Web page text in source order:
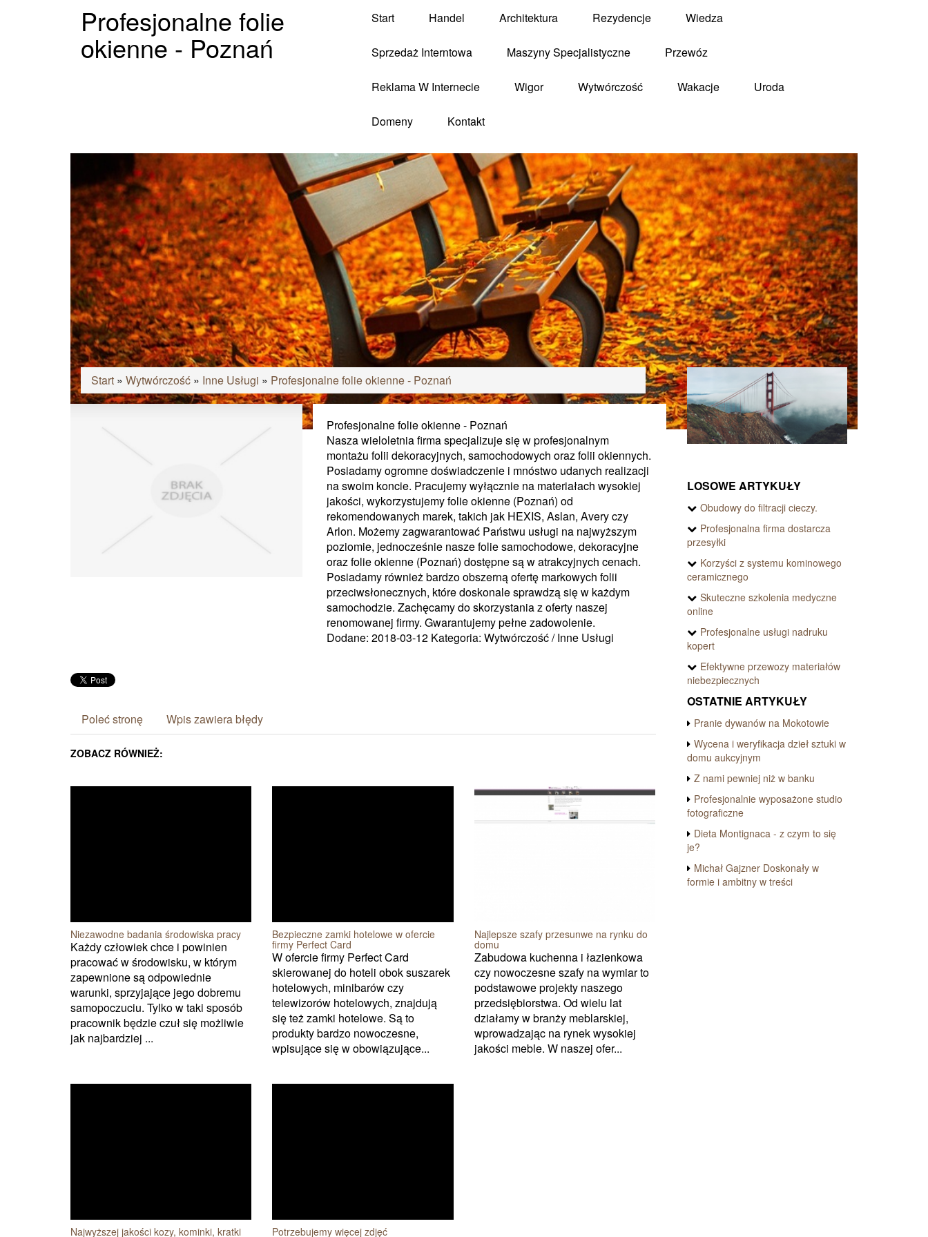
Profesjonalne folie
okienne - Poznań
Start Handel Architektura Rezydencje Wiedza
Sprzedaż Interntowa Maszyny Specjalistyczne Przewóz
Reklama W Internecie Wigor Wytwórczość Wakacje Uroda
Domeny Kontakt
Start » Wytwórczość » Inne Usługi » Profesjonalne folie okienne - Poznań
Profesjonalne folie okienne - Poznań
Nasza wieloletnia firma specjalizuje się w profesjonalnym
montażu folii dekoracyjnych, samochodowych oraz folii okiennych.
Posiadamy ogromne doświadczenie i mnóstwo udanych realizacji
na swoim koncie. Pracujemy wyłącznie na materiałach wysokiej
jakości, wykorzystujemy folie okienne (Poznań) od
rekomendowanych marek, takich jak HEXIS, Aslan, Avery czy
Arlon. Możemy zagwarantować Państwu usługi na najwyższym
poziomie, jednocześnie nasze folie samochodowe, dekoracyjne
oraz folie okienne (Poznań) dostępne są w atrakcyjnych cenach.
Posiadamy również bardzo obszerną ofertę markowych folii
przeciwsłonecznych, które doskonale sprawdzą się w każdym
samochodzie. Zachęcamy do skorzystania z oferty naszej
renomowanej firmy. Gwarantujemy pełne zadowolenie.
Dodane: 2018-03-12 Kategoria: Wytwórczość / Inne Usługi
Poleć stronę Wpis zawiera błędy
ZOBACZ RÓWNIEŻ:
Niezawodne badania środowiska pracy
Każdy człowiek chce i powinien
pracować w środowisku, w którym
zapewnione są odpowiednie
warunki, sprzyjające jego dobremu
samopoczuciu. Tylko w taki sposób
pracownik będzie czuł się możliwie
jak najbardziej ...
Bezpieczne zamki hotelowe w ofercie
firmy Perfect Card
W ofercie firmy Perfect Card
skierowanej do hoteli obok suszarek
hotelowych, minibarów czy
telewizorów hotelowych, znajdują
się też zamki hotelowe. Są to
produkty bardzo nowoczesne,
wpisujące się w obowiązujące...
Najlepsze szafy przesunwe na rynku do
domu
Zabudowa kuchenna i łazienkowa
czy nowoczesne szafy na wymiar to
podstawowe projekty naszego
przedsiębiorstwa. Od wielu lat
działamy w branży meblarskiej,
wprowadzając na rynek wysokiej
jakości meble. W naszej ofer...
Najwyższej jakości kozy, kominki, kratki Potrzebujemy więcej zdjęć
LOSOWE ARTYKUŁY
Obudowy do filtracji cieczy.
Profesjonalna firma dostarcza
przesyłki
Korzyści z systemu kominowego
ceramicznego
Skuteczne szkolenia medyczne
online
Profesjonalne usługi nadruku
kopert
Efektywne przewozy materiałów
niebezpiecznych
OSTATNIE ARTYKUŁY
Pranie dywanów na Mokotowie
Wycena i weryfikacja dzieł sztuki w
domu aukcyjnym
Z nami pewniej niż w banku
Profesjonalnie wyposażone studio
fotograficzne
Dieta Montignaca - z czym to się
je?
Michał Gajzner Doskonały w
formie i ambitny w treści